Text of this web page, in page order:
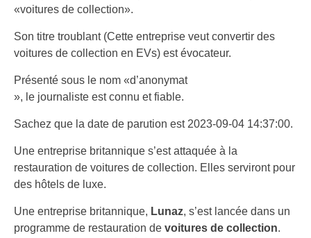
«voitures de collection».
Son titre troublant (Cette entreprise veut convertir des
voitures de collection en EVs) est évocateur.
Présenté sous le nom «d’anonymat
», le journaliste est connu et fiable.
Sachez que la date de parution est 2023-09-04 14:37:00.
Une entreprise britannique s’est attaquée à la
restauration de voitures de collection. Elles serviront pour
des hôtels de luxe.
Une entreprise britannique, Lunaz, s’est lancée dans un
programme de restauration de voitures de collection.